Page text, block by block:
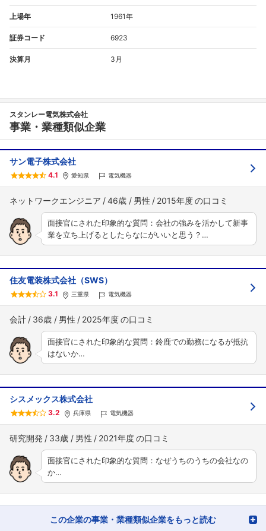
上場年 1961年
証券コード 6923
決算月 3月
スタンレー電気株式会社
事業・業種類似企業
サン電子株式会社
4.1 愛知県 電気機器
ネットワークエンジニア 46歳 男性 2015年度
面接官にされた印象的な質問：会社の強みを活かして新事
業を立ち上げるとしたらなにがいいと思う？…
住友電装株式会社（SWS）
3.1 三重県 電気機器
会計 36歳 男性 2025年度
面接官にされた印象的な質問：鈴鹿での勤務になるが抵抗
はないか…
シスメックス株式会社
3.2 兵庫県 電気機器
研究開発 33歳 男性 2021年度
面接官にされた印象的な質問：なぜうちのうちの会社なの
か…
この企業の事業・業種類似企業をもっと読む